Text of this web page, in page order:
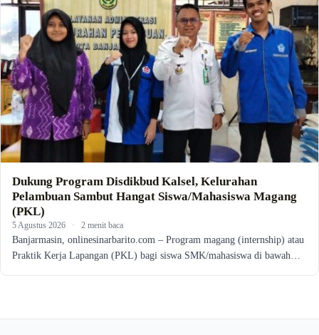
Dukung Program Disdikbud Kalsel, Kelurahan
Pelambuan Sambut Hangat Siswa/Mahasiswa Magang
(PKL)
5 Agustus 2026 · 2 menit baca
Banjarmasin, onlinesinarbarito.com – Program magang (internship) atau
Praktik Kerja Lapangan (PKL) bagi siswa SMK/mahasiswa di bawah…